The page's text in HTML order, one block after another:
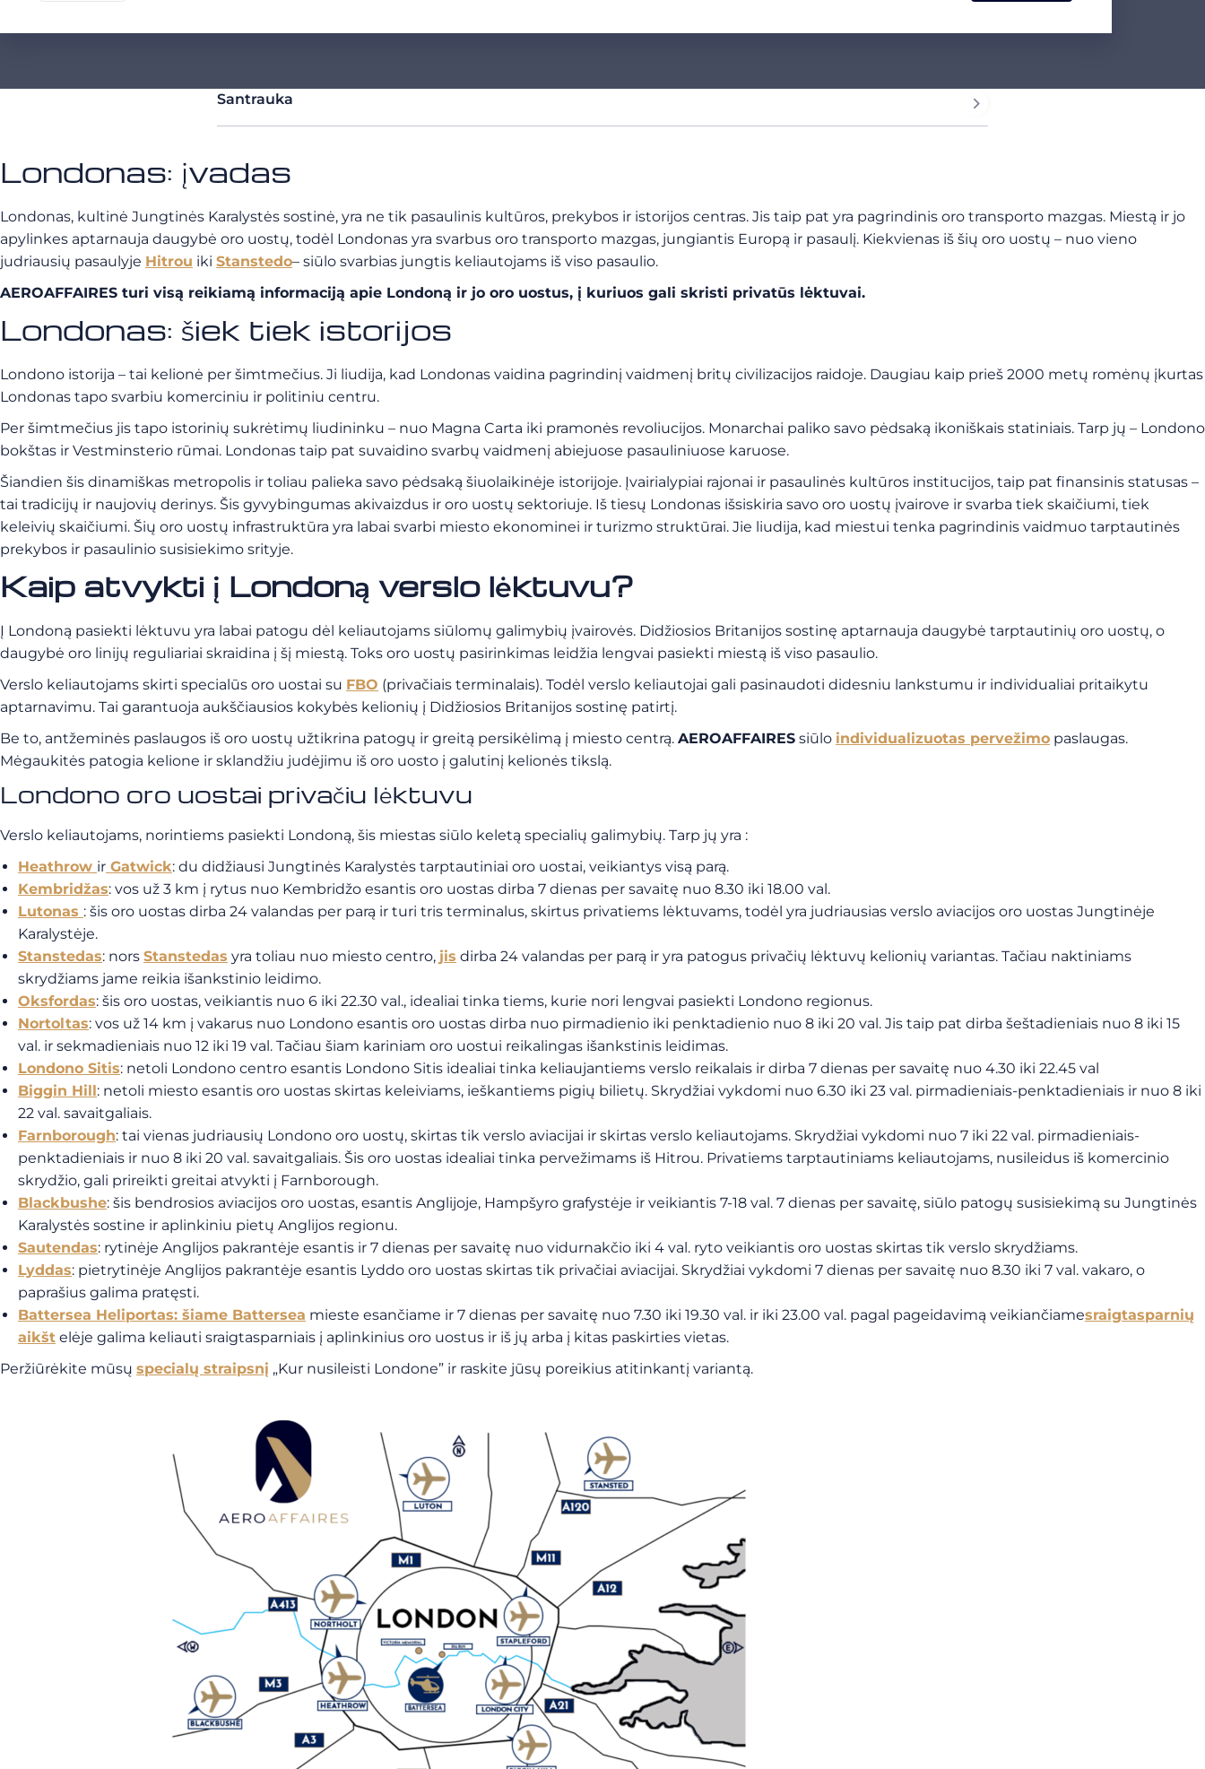
Santrauka
Londonas: įvadas
Londonas, kultinė Jungtinės Karalystės sostinė, yra ne tik pasaulinis kultūros, prekybos ir istorijos centras. Jis taip pat yra pagrindinis oro transporto mazgas. Miestą ir jo
apylinkes aptarnauja daugybė oro uostų, todėl Londonas yra svarbus oro transporto mazgas, jungiantis Europą ir pasaulį. Kiekvienas iš šių oro uostų – nuo vieno
judriausių pasaulyje Hitrou iki Stanstedo– siūlo svarbias jungtis keliautojams iš viso pasaulio.
AEROAFFAIRES turi visą reikiamą informaciją apie Londoną ir jo oro uostus, į kuriuos gali skristi privatūs lėktuvai.
Londonas: šiek tiek istorijos
Londono istorija – tai kelionė per šimtmečius. Ji liudija, kad Londonas vaidina pagrindinį vaidmenį britų civilizacijos raidoje. Daugiau kaip prieš 2000 metų romėnų įkurtas
Londonas tapo svarbiu komerciniu ir politiniu centru.
Per šimtmečius jis tapo istorinių sukrėtimų liudininku – nuo Magna Carta iki pramonės revoliucijos. Monarchai paliko savo pėdsaką ikoniškais statiniais. Tarp jų – Londono
bokštas ir Vestminsterio rūmai. Londonas taip pat suvaidino svarbų vaidmenį abiejuose pasauliniuose karuose.
Šiandien šis dinamiškas metropolis ir toliau palieka savo pėdsaką šiuolaikinėje istorijoje. Įvairialypiai rajonai ir pasaulinės kultūros institucijos, taip pat finansinis statusas –
tai tradicijų ir naujovių derinys. Šis gyvybingumas akivaizdus ir oro uostų sektoriuje. Iš tiesų Londonas išsiskiria savo oro uostų įvairove ir svarba tiek skaičiumi, tiek
keleivių skaičiumi. Šių oro uostų infrastruktūra yra labai svarbi miesto ekonominei ir turizmo struktūrai. Jie liudija, kad miestui tenka pagrindinis vaidmuo tarptautinės
prekybos ir pasaulinio susisiekimo srityje.
Kaip atvykti į Londoną verslo lėktuvu?
Į Londoną pasiekti lėktuvu yra labai patogu dėl keliautojams siūlomų galimybių įvairovės. Didžiosios Britanijos sostinę aptarnauja daugybė tarptautinių oro uostų, o
daugybė oro linijų reguliariai skraidina į šį miestą. Toks oro uostų pasirinkimas leidžia lengvai pasiekti miestą iš viso pasaulio.
Verslo keliautojams skirti specialūs oro uostai su FBO (privačiais terminalais). Todėl verslo keliautojai gali pasinaudoti didesniu lankstumu ir individualiai pritaikytu
aptarnavimu. Tai garantuoja aukščiausios kokybės kelionių į Didžiosios Britanijos sostinę patirtį.
Be to, antžeminės paslaugos iš oro uostų užtikrina patogų ir greitą persikėlimą į miesto centrą. AEROAFFAIRES siūlo individualizuotas pervežimo paslaugas.
Mėgaukitės patogia kelione ir sklandžiu judėjimu iš oro uosto į galutinį kelionės tikslą.
Londono oro uostai privačiu lėktuvu
Verslo keliautojams, norintiems pasiekti Londoną, šis miestas siūlo keletą specialių galimybių. Tarp jų yra :
Heathrow ir Gatwick: du didžiausi Jungtinės Karalystės tarptautiniai oro uostai, veikiantys visą parą.
Kembridžas: vos už 3 km į rytus nuo Kembridžo esantis oro uostas dirba 7 dienas per savaitę nuo 8.30 iki 18.00 val.
Lutonas : šis oro uostas dirba 24 valandas per parą ir turi tris terminalus, skirtus privatiems lėktuvams, todėl yra judriausias verslo aviacijos oro uostas Jungtinėje
Karalystėje.
Stanstedas: nors Stanstedas yra toliau nuo miesto centro, jis dirba 24 valandas per parą ir yra patogus privačių lėktuvų kelionių variantas. Tačiau naktiniams
skrydžiams jame reikia išankstinio leidimo.
Oksfordas: šis oro uostas, veikiantis nuo 6 iki 22.30 val., idealiai tinka tiems, kurie nori lengvai pasiekti Londono regionus.
Nortoltas: vos už 14 km į vakarus nuo Londono esantis oro uostas dirba nuo pirmadienio iki penktadienio nuo 8 iki 20 val. Jis taip pat dirba šeštadieniais nuo 8 iki 15
val. ir sekmadieniais nuo 12 iki 19 val. Tačiau šiam kariniam oro uostui reikalingas išankstinis leidimas.
Londono Sitis: netoli Londono centro esantis Londono Sitis idealiai tinka keliaujantiems verslo reikalais ir dirba 7 dienas per savaitę nuo 4.30 iki 22.45 val
Biggin Hill: netoli miesto esantis oro uostas skirtas keleiviams, ieškantiems pigių bilietų. Skrydžiai vykdomi nuo 6.30 iki 23 val. pirmadieniais-penktadieniais ir nuo 8 iki
22 val. savaitgaliais.
Farnborough: tai vienas judriausių Londono oro uostų, skirtas tik verslo aviacijai ir skirtas verslo keliautojams. Skrydžiai vykdomi nuo 7 iki 22 val. pirmadieniais-
penktadieniais ir nuo 8 iki 20 val. savaitgaliais. Šis oro uostas idealiai tinka pervežimams iš Hitrou. Privatiems tarptautiniams keliautojams, nusileidus iš komercinio
skrydžio, gali prireikti greitai atvykti į Farnborough.
Blackbushe: šis bendrosios aviacijos oro uostas, esantis Anglijoje, Hampšyro grafystėje ir veikiantis 7-18 val. 7 dienas per savaitę, siūlo patogų susisiekimą su Jungtinės
Karalystės sostine ir aplinkiniu pietų Anglijos regionu.
Sautendas: rytinėje Anglijos pakrantėje esantis ir 7 dienas per savaitę nuo vidurnakčio iki 4 val. ryto veikiantis oro uostas skirtas tik verslo skrydžiams.
Lyddas: pietrytinėje Anglijos pakrantėje esantis Lyddo oro uostas skirtas tik privačiai aviacijai. Skrydžiai vykdomi 7 dienas per savaitę nuo 8.30 iki 7 val. vakaro, o
paprašius galima pratęsti.
Battersea Heliportas: šiame Battersea mieste esančiame ir 7 dienas per savaitę nuo 7.30 iki 19.30 val. ir iki 23.00 val. pagal pageidavimą veikiančiamesraigtasparnių
aikšt elėje galima keliauti sraigtasparniais į aplinkinius oro uostus ir iš jų arba į kitas paskirties vietas.
Peržiūrėkite mūsų specialų straipsnį „Kur nusileisti Londone” ir raskite jūsų poreikius atitinkantį variantą.